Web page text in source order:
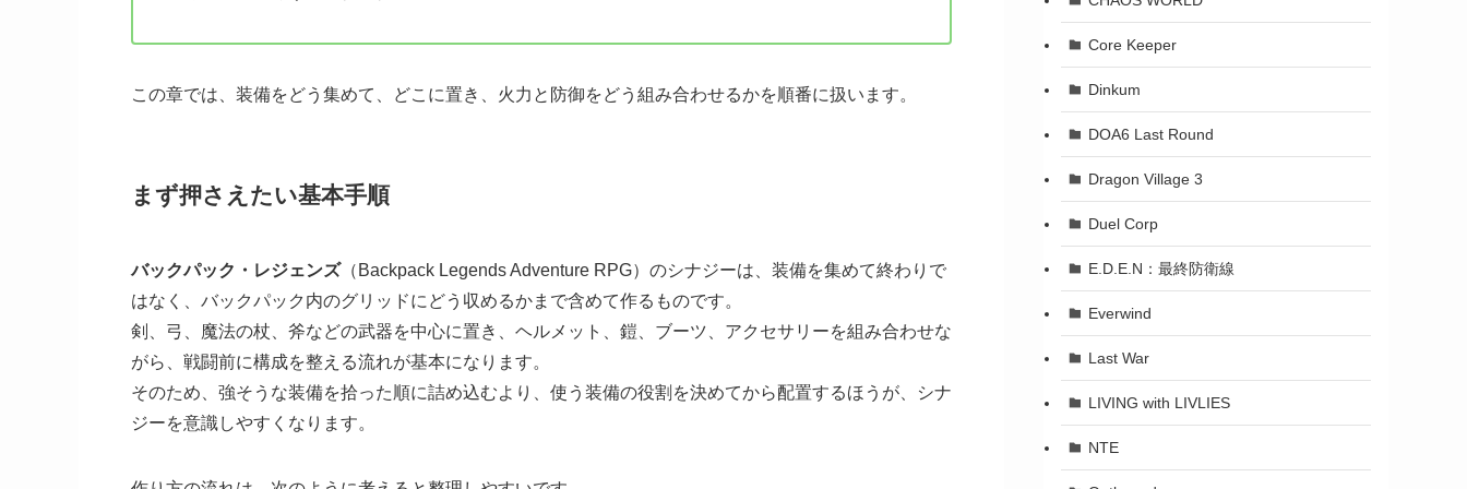
この章では、装備をどう集めて、どこに置き、火力と防御をどう組み合わせるかを順番に扱います。
まず押さえたい基本手順
バックパック・レジェンズ（Backpack Legends Adventure RPG）のシナジーは、装備を集めて終わりで
はなく、バックパック内のグリッドにどう収めるかまで含めて作るものです。
剣、弓、魔法の杖、斧などの武器を中心に置き、ヘルメット、鎧、ブーツ、アクセサリーを組み合わせな
がら、戦闘前に構成を整える流れが基本になります。
そのため、強そうな装備を拾った順に詰め込むより、使う装備の役割を決めてから配置するほうが、シナ
ジーを意識しやすくなります。
Core Keeper
Dinkum
DOA6 Last Round
Dragon Village 3
Duel Corp
E.D.E.N：最終防衛線
Everwind
Last War
LIVING with LIVLIES
NTE